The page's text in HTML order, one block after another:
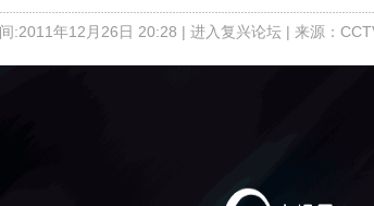
:2011年12月26日 20:28 | 进入复兴论坛 | 来源：